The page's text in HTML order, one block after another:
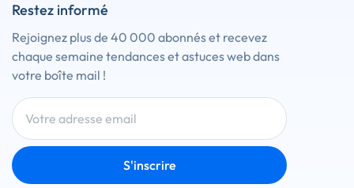
Restez informé
Rejoignez plus de 40 000 abonnés et recevez
chaque semaine tendances et astuces web dans
votre boîte mail !
S'inscrire